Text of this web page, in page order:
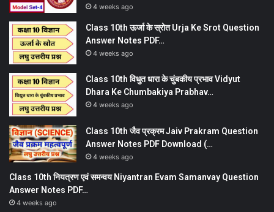
4 weeks ago
Class 10th ऊर्जा के स्रोत Urja Ke Srot Question
Answer Notes PDF…
4 weeks ago
Class 10th विधुत धारा के चुंबकीय प्रभाव Vidyut
Dhara Ke Chumbakiya Prabhav…
4 weeks ago
Class 10th जैव प्रक्रम Jaiv Prakram Question
Answer Notes PDF Download (…
4 weeks ago
Class 10th नियत्रण एवं समन्वय Niyantran Evam Samanvay Question
Answer Notes PDF…
4 weeks ago